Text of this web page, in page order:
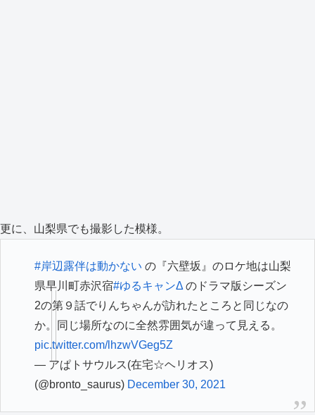
更に、山梨県でも撮影した模様。
#岸辺露伴は動かない の『六壁坂』のロケ地は山梨
県早川町赤沢宿#ゆるキャンΔ のドラマ版シーズン
2の第９話でりんちゃんが訪れたところと同じなの
か。同じ場所なのに全然雰囲気が違って見える。
pic.twitter.com/lhzwVGeg5Z
— アぱトサウルス(在宅☆ヘリオス)
(@bronto_saurus) December 30, 2021